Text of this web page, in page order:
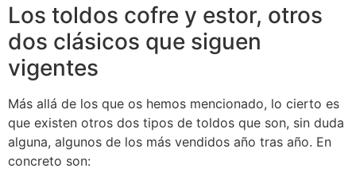
Los toldos cofre y estor, otros
dos clásicos que siguen
vigentes
Más allá de los que os hemos mencionado, lo cierto es
que existen otros dos tipos de toldos que son, sin duda
alguna, algunos de los más vendidos año tras año. En
concreto son: